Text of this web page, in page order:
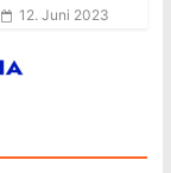
12. Juni 2023